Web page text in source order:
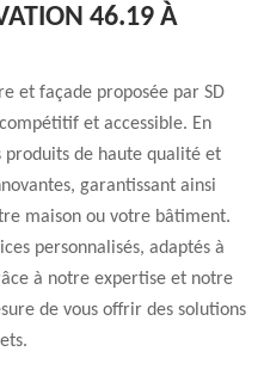
46.19 À
et façade proposée par SD
et accessible. En
de haute qualité et
garantissant ainsi
maison ou votre bâtiment.
personnalisés, adaptés à
à notre expertise et notre
de vous offrir des solutions